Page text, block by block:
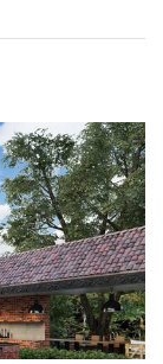
что
уличных
и плитка).